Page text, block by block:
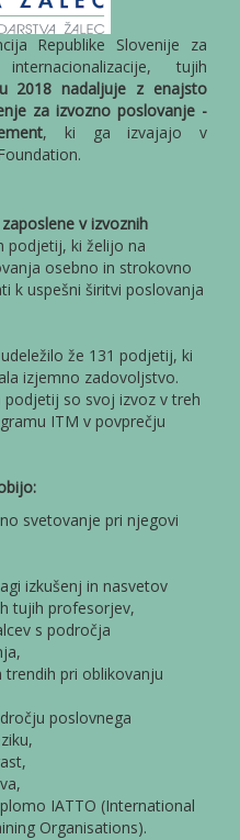
Republike Slovenije za
tujih
2018 nadaljuje z enajsto
za izvozno poslovanje -
, ki ga izvajajo v
zaposlene v izvoznih
podjetij, ki želijo na
osebno in strokovno
k uspešni širitvi poslovanja
že 131 podjetij, ki
izjemno zadovoljstvo.
podjetij so svoj izvoz v treh
ITM v povprečju
svetovanje pri njegovi
izkušenj in nasvetov
tujih profesorjev,
s področja
pri oblikovanju
poslovnega
IATTO (International
Organisations).